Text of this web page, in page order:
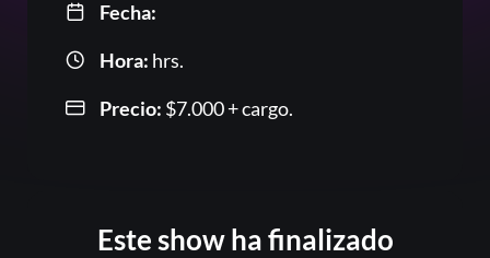
Fecha:
Hora: hrs.
Precio: $7.000+ cargo.
Este show ha finalizado